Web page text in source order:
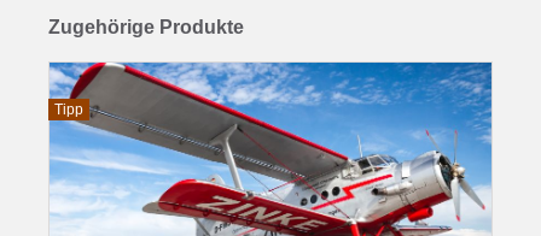
Produktgalerie überspringen
Zugehörige Produkte
Tipp